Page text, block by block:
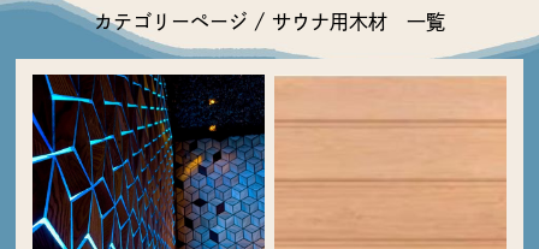
カテゴリーページ / サウナ用木材 一覧